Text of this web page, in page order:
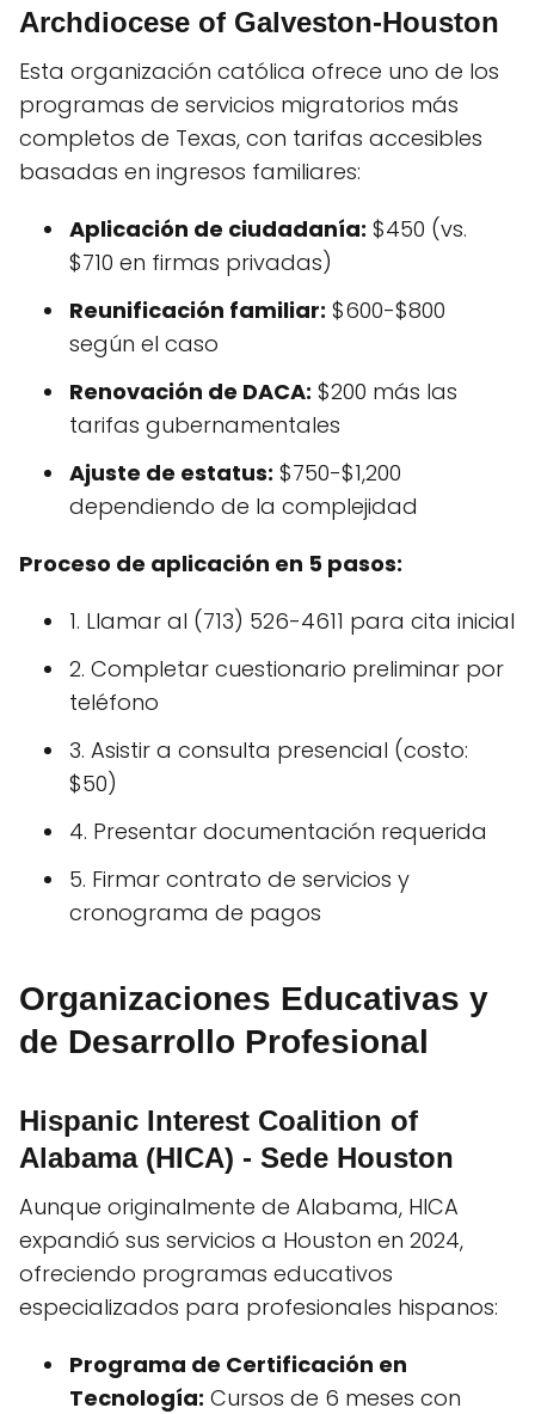
Archdiocese of Galveston-Houston
Esta organización católica ofrece uno de los
programas de servicios migratorios más
completos de Texas, con tarifas accesibles
basadas en ingresos familiares:
Aplicación de ciudadanía: $450 (vs.
$710 en firmas privadas)
Reunificación familiar: $600-$800
según el caso
Renovación de DACA: $200 más las
tarifas gubernamentales
Ajuste de estatus: $750-$1,200
dependiendo de la complejidad
Proceso de aplicación en 5 pasos:
1. Llamar al (713) 526-4611 para cita inicial
2. Completar cuestionario preliminar por
teléfono
3. Asistir a consulta presencial (costo:
$50)
4. Presentar documentación requerida
5. Firmar contrato de servicios y
cronograma de pagos
Organizaciones Educativas y
de Desarrollo Profesional
Hispanic Interest Coalition of
Alabama (HICA) - Sede Houston
Aunque originalmente de Alabama, HICA
expandió sus servicios a Houston en 2024,
ofreciendo programas educativos
especializados para profesionales hispanos:
Programa de Certificación en
Tecnología: Cursos de 6 meses con